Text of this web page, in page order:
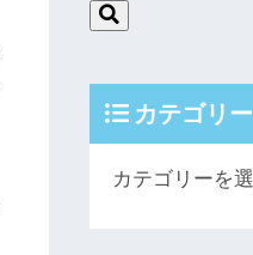
カテゴリー